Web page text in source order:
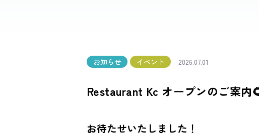
お知らせ イベント 2026.07.01
Restaurant Kc オープンのご案内
お待たせいたしました ！